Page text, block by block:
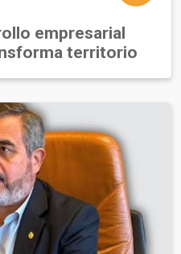
empresarial
territorio